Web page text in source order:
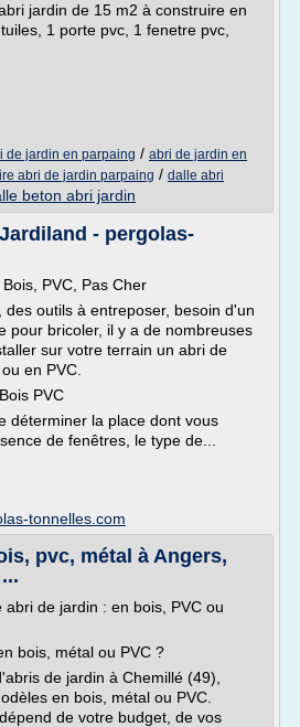
jardin de 15 m2 à construire en
1 porte pvc, 1 fenetre pvc,
de jardin en parpaing / abri de jardin en
abri de jardin parpaing / dalle abri
beton abri jardin
- pergolas-
PVC, Pas Cher
des outils à entreposer, besoin d'un
pour bricoler, il y a de nombreuses
sur votre terrain un abri de
en PVC.
PVC
déterminer la place dont vous
de fenêtres, le type de...
tonnelles.com
pvc, métal à Angers,
abri de jardin : en bois, PVC ou
bois, métal ou PVC ?
de jardin à Chemillé (49),
en bois, métal ou PVC.
de votre budget, de vos